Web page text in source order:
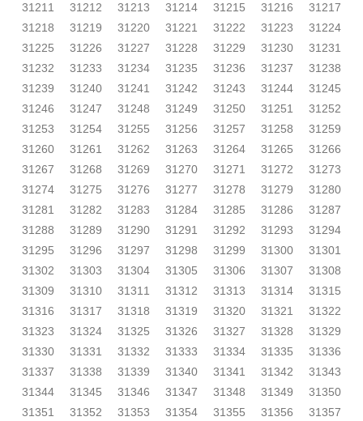
31211
31212 31213 31214 31215 31216
31217
31218
31219 31220 31221 31222 31223
31224
31225
31226 31227 31228 31229 31230
31231
31232
31233 31234 31235 31236 31237
31238
31239
31240 31241 31242 31243 31244
31245
31246
31247 31248 31249 31250 31251
31252
31253
31254 31255 31256 31257 31258
31259
31260
31261 31262 31263 31264 31265
31266
31267
31268 31269 31270 31271 31272
31273
31274
31275 31276 31277 31278 31279
31280
31281
31282 31283 31284 31285 31286
31287
31288
31289 31290 31291 31292 31293
31294
31295
31296 31297 31298 31299 31300
31301
31302
31303 31304 31305 31306 31307
31308
31309
31310 31311 31312 31313 31314
31315
31316
31317 31318 31319 31320 31321
31322
31323
31324 31325 31326 31327 31328
31329
31330
31331 31332 31333 31334 31335
31336
31337
31338 31339 31340 31341 31342
31343
31344
31345 31346 31347 31348 31349
31350
31351
31352 31353 31354 31355 31356
31357